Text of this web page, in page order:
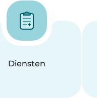
Diensten